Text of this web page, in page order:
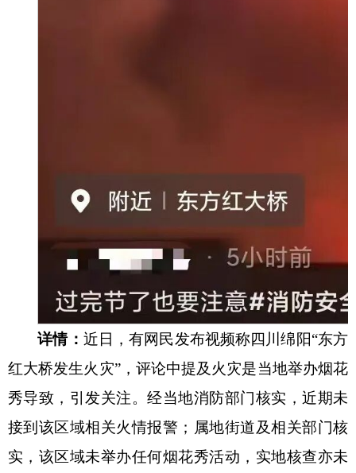
详情： 近日，有网民发布视频称四川绵阳“东方
红大桥发生火灾”，评论中提及火灾是当地举办烟花
秀导致，引发关注。经当地消防部门核实，近期未
接到该区域相关火情报警；属地街道及相关部门核
实，该区域未举办任何烟花秀活动，实地核查亦未